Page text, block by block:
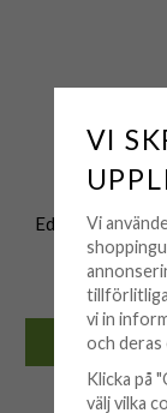
Edblad -
Heart
499
KÖP
🟢 Finns i
VI
Vi
tillförlitliga
vi in
och deras
Klicka på
välj vilka